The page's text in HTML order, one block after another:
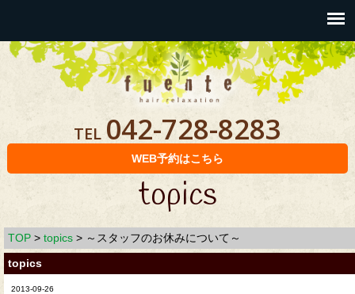
TEL 042-728-8283
WEB予約はこちら
topics
TOP > topics > ～スタッフのお休みについて～
topics
2013-09-26